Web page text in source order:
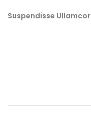
Suspendisse